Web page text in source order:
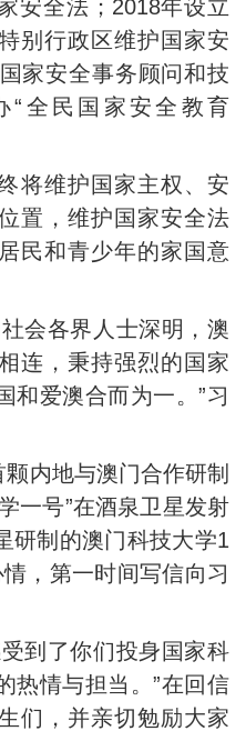
安全法；2018年设立
别行政区维护国家安
家安全事务顾问和技
“全民国家安全教育
将维护国家主权、安
置，维护国家安全法
民和青少年的家国意
会各界人士深明，澳
连，秉持强烈的国家
和爱澳合而为一。”习
内地与澳门合作研制
一号”在酒泉卫星发射
研制的澳门科技大学1
，第一时间写信向习
到了你们投身国家科
热情与担当。”在回信
们，并亲切勉励大家